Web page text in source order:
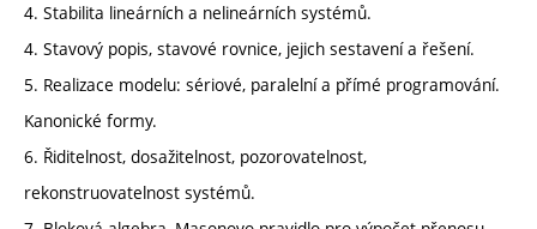
4. Stabilita lineárních a nelineárních systémů.
4. Stavový popis, stavové rovnice, jejich sestavení a řešení.
5. Realizace modelu: sériové, paralelní a přímé programování.
Kanonické formy.
6. Řiditelnost, dosažitelnost, pozorovatelnost,
rekonstruovatelnost systémů.